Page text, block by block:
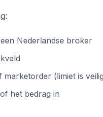
Nederlandse broker
marketorder (limiet is
het bedrag in